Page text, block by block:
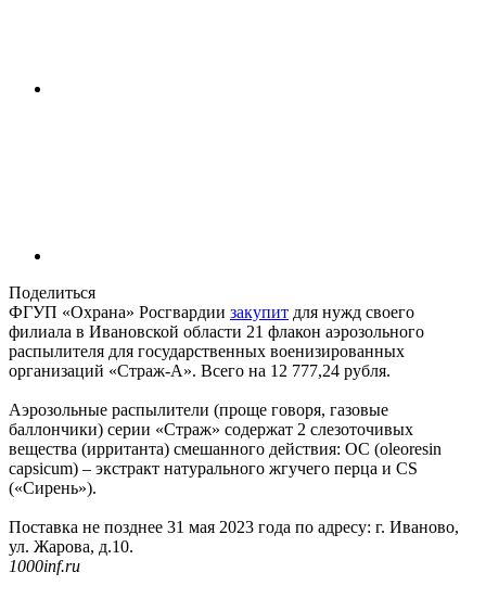
Поделиться
ФГУП «Охрана» Росгвардии закупит для нужд своего
филиала в Ивановской области 21 флакон аэрозольного
распылителя для государственных военизированных
организаций «Страж-А». Всего на 12 777,24 рубля.
Аэрозольные распылители (проще говоря, газовые
баллончики) серии «Страж» содержат 2 слезоточивых
вещества (ирританта) смешанного действия: OC (oleoresin
capsicum) – экстракт натурального жгучего перца и CS
(«Сирень»).
Поставка не позднее 31 мая 2023 года по адресу: г. Иваново,
ул. Жарова, д.10.
1000inf.ru